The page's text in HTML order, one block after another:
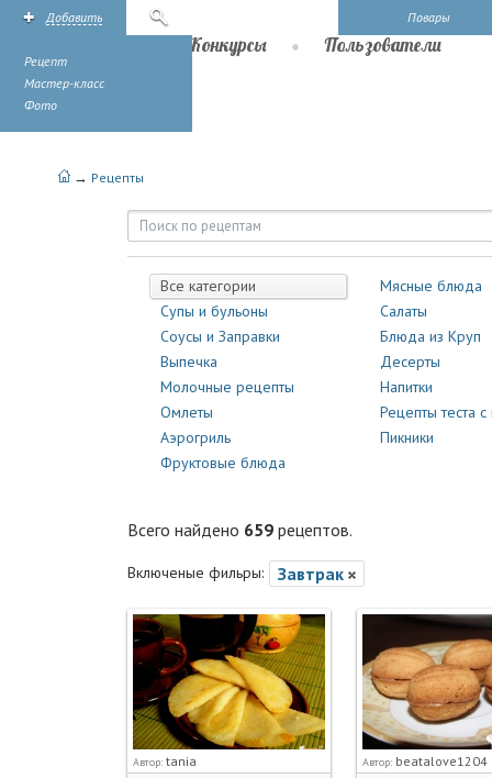
Повары
Добавить
Рецепт
Мастер-класс
Фото
Конкурсы Пользователи
→ Рецепты
Рецепты | Повары.ру
Все категории
Мясные блюда
Супы и бульоны
Салаты
Соусы и Заправки
Блюда из Круп
Выпечка
Десерты
Молочные рецепты
Напитки
Омлеты
Рецепты теста с
Аэрогриль
Пикники
Фруктовые блюда
Всего найдено 659 рецептов.
Включеные фильры: Завтрак
Автор: tania Автор: beatalove1204